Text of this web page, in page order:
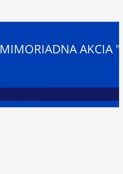
MIMORIADNA AKCIA "